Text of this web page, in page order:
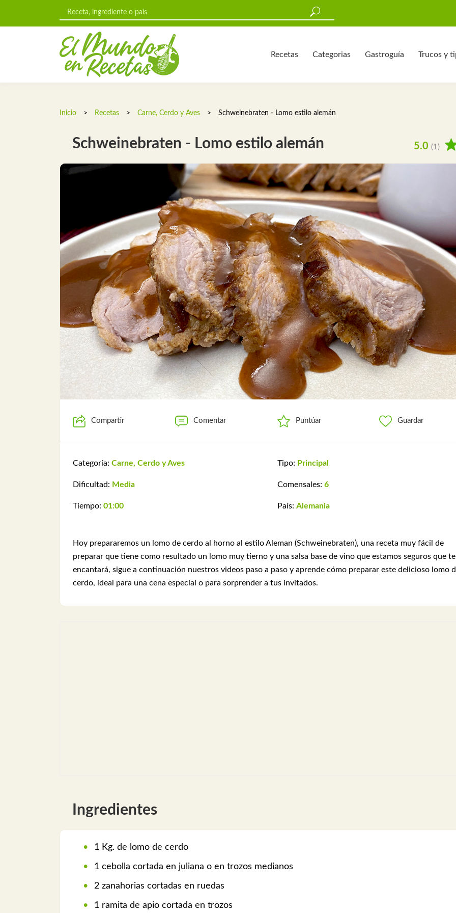
Recetas Categorias Gastroguía Trucos y
Inicio > Recetas > Carne, Cerdo y Aves > Schweinebraten - Lomo estilo alemán
Schweinebraten - Lomo estilo alemán 5.0 (1)
Compartir Comentar Puntúar Guardar
Categoría: Carne, Cerdo y Aves
Dificultad: Media
Tiempo: 01:00
Tipo: Principal
Comensales: 6
País: Alemania
Hoy prepararemos un lomo de cerdo al horno al estilo Aleman (Schweinebraten), una receta muy fácil de
preparar que tiene como resultado un lomo muy tierno y una salsa base de vino que estamos seguros que te
encantará, sigue a continuación nuestros videos paso a paso y aprende cómo preparar este delicioso lomo
cerdo, ideal para una cena especial o para sorprender a tus invitados.
Ingredientes
1 Kg. de lomo de cerdo
1 cebolla cortada en juliana o en trozos medianos
2 zanahorias cortadas en ruedas
1 ramita de apio cortada en trozos